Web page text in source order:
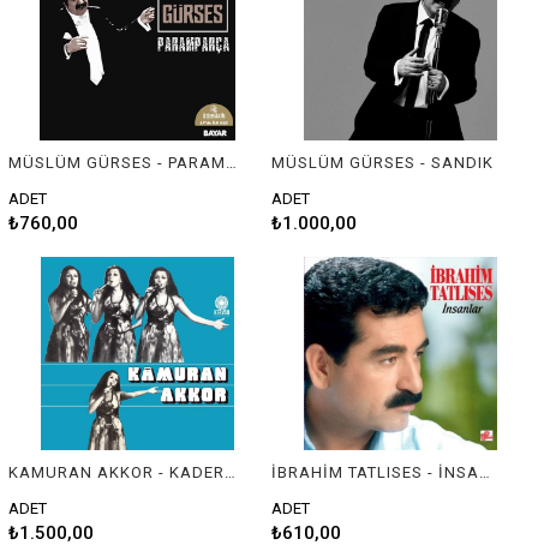
MÜSLÜM GÜRSES - PARAMPARÇA
ADET
₺760,00
MÜSLÜM GÜRSES - SANDIK
ADET
₺1.000,00
KAMURAN AKKOR - KADER ÇIKMAZI
ADET
₺1.500,00
İBRAHİM TATLISES - İNSANLAR (AMBALAJINDA / KULLANILMAMIŞ)
ADET
₺610,00